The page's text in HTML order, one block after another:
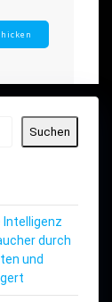
Suchen
Intelligenz
durch
und